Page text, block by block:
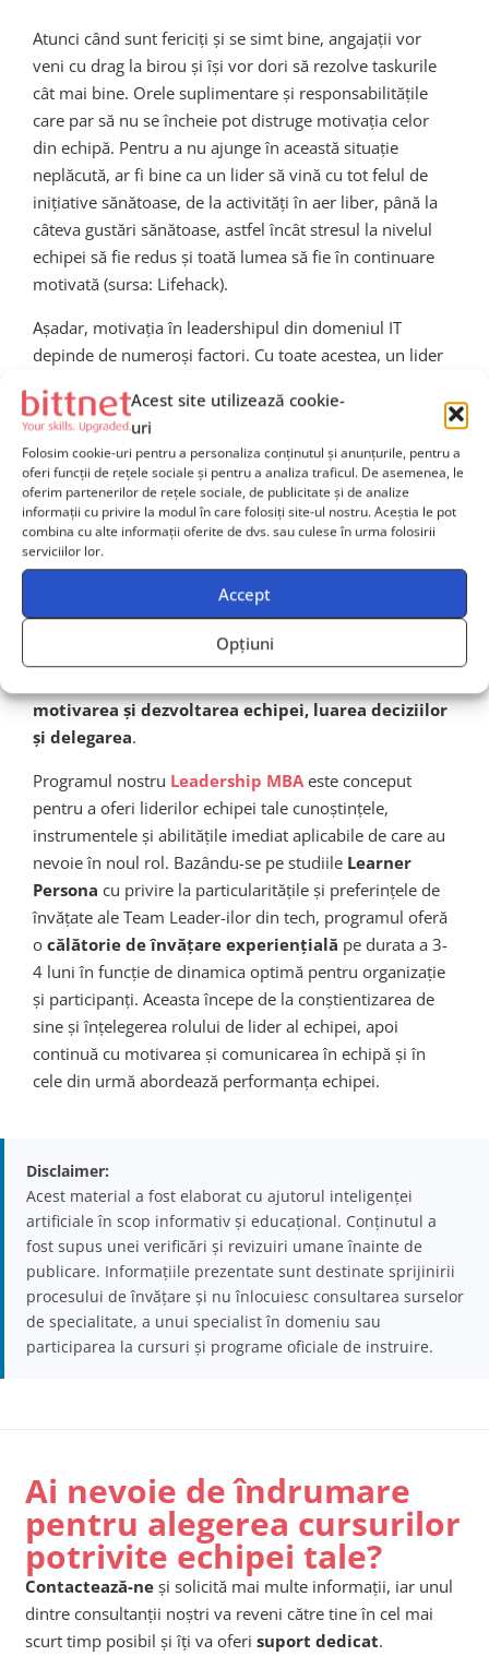
Acest site utilizează cookie-
uri
Folosim cookie-uri pentru a personaliza conținutul și anunțurile, pentru a
oferi funcții de rețele sociale și pentru a analiza traficul. De asemenea, le
oferim partenerilor de rețele sociale, de publicitate și de analize
informații cu privire la modul în care folosiți site-ul nostru. Aceștia le pot
combina cu alte informații oferite de dvs. sau culese în urma folosirii
serviciilor lor.
Accept
Opțiuni
Atunci când sunt fericiți și se simt bine, angajații vor
veni cu drag la birou și își vor dori să rezolve taskurile
cât mai bine. Orele suplimentare și responsabilitățile
care par să nu se încheie pot distruge motivația celor
din echipă. Pentru a nu ajunge în această situație
neplăcută, ar fi bine ca un lider să vină cu tot felul de
inițiative sănătoase, de la activități în aer liber, până la
câteva gustări sănătoase, astfel încât stresul la nivelul
echipei să fie redus și toată lumea să fie în continuare
motivată (sursa: Lifehack).
Așadar, motivația în leadershipul din domeniul IT
depinde de numeroși factori. Cu toate acestea, un lider
tocmai de modul în care acesta reușește să se motiveze
pe el, dar și pe cei din echipa pe care o coordonează.
Știm cât de greu îți este să formezi sau să găsești un
lider pentru echipa voastră tehnică. Știm că oamenii
tehnici nu agreează orice training. De unde știm? Pentru
cărulăm programe de învățare pentru echipe de
. Deși mulți dintre colegii tăi sunt
timp ajung să se confrunte cu provocări legate de
motivarea și dezvoltarea echipei, luarea deciziilor
și delegarea.
Programul nostru Leadership MBAeste conceput
pentru a oferi liderilor echipei tale cunoștințele,
instrumentele și abilitățile imediat aplicabile de care au
nevoie în noul rol. Bazându-se pe studiile Learner
Persona cu privire la particularitățile și preferințele de
învățate ale Team Leader-ilor din tech, programul oferă
o călătorie de învățare experiențială pe durata a 3-
4 luni în funcție de dinamica optimă pentru organizație
și participanți. Aceasta începe de la conștientizarea de
sine și înțelegerea rolului de lider al echipei, apoi
continuă cu motivarea și comunicarea în echipă și în
cele din urmă abordează performanța echipei.
Disclaimer:
Acest material a fost elaborat cu ajutorul inteligenței
artificiale în scop informativ și educațional. Conținutul a
fost supus unei verificări și revizuiri umane înainte de
publicare. Informațiile prezentate sunt destinate sprijinirii
procesului de învățare și nu înlocuiesc consultarea surselor
de specialitate, a unui specialist în domeniu sau
participarea la cursuri și programe oficiale de instruire.
Ai nevoie de îndrumare
pentru alegerea cursurilor
potrivite echipei tale?
Contactează-ne și solicită mai multe informații, iar unul
dintre consultanții noștri va reveni către tine în cel mai
scurt timp posibil și îți va oferi suport dedicat.